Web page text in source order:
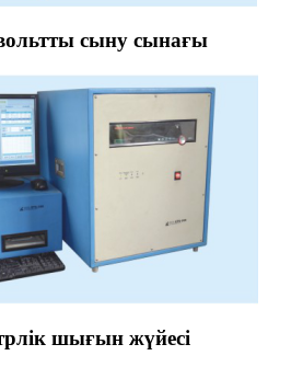
сыну сынағы
шығын жүйесі